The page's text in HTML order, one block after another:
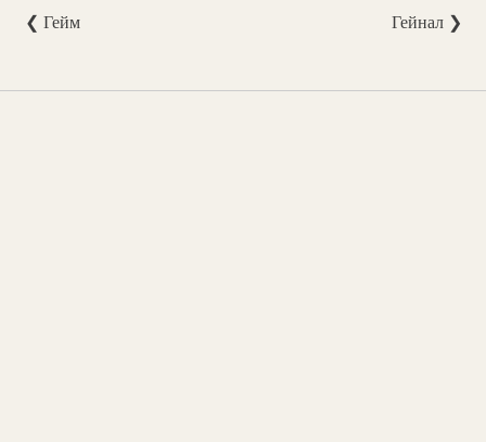
❮ Гейм Гейнал ❯